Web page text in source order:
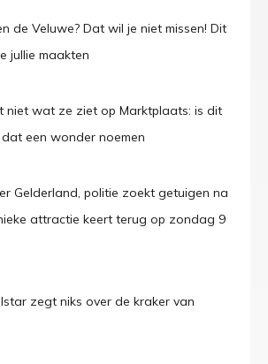
de Veluwe? Dat wil je niet missen! Dit
jullie maakten
niet wat ze ziet op Marktplaats: is dit
een wonder noemen
Gelderland, politie zoekt getuigen na
attractie keert terug op zondag 9
zegt niks over de kraker van